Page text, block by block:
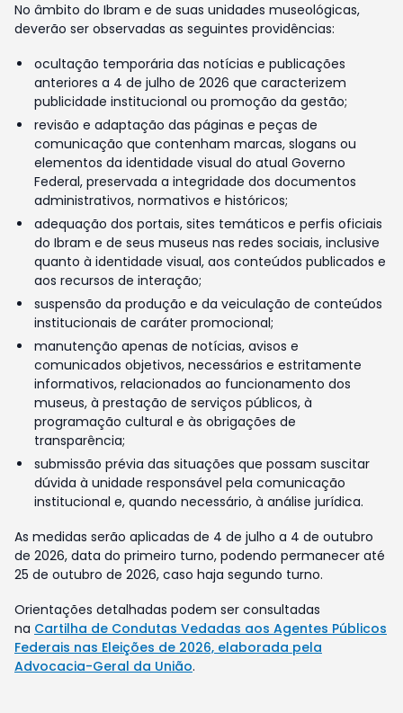
No âmbito do Ibram e de suas unidades museológicas,
deverão ser observadas as seguintes providências:
ocultação temporária das notícias e publicações
anteriores a 4 de julho de 2026 que caracterizem
publicidade institucional ou promoção da gestão;
revisão e adaptação das páginas e peças de
comunicação que contenham marcas, slogans ou
elementos da identidade visual do atual Governo
Federal, preservada a integridade dos documentos
administrativos, normativos e históricos;
adequação dos portais, sites temáticos e perfis oficiais
do Ibram e de seus museus nas redes sociais, inclusive
quanto à identidade visual, aos conteúdos publicados e
aos recursos de interação;
suspensão da produção e da veiculação de conteúdos
institucionais de caráter promocional;
manutenção apenas de notícias, avisos e
comunicados objetivos, necessários e estritamente
informativos, relacionados ao funcionamento dos
museus, à prestação de serviços públicos, à
programação cultural e às obrigações de
transparência;
submissão prévia das situações que possam suscitar
dúvida à unidade responsável pela comunicação
institucional e, quando necessário, à análise jurídica.
As medidas serão aplicadas de 4 de julho a 4 de outubro
de 2026, data do primeiro turno, podendo permanecer até
25 de outubro de 2026, caso haja segundo turno.
Orientações detalhadas podem ser consultadas
na Cartilha de Condutas Vedadas aos Agentes Públicos
Federais nas Eleições de 2026, elaborada pela
Advocacia-Geral da União.